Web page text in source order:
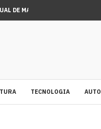
DE MAIS UMA...
TECNOLOGIA AUTO